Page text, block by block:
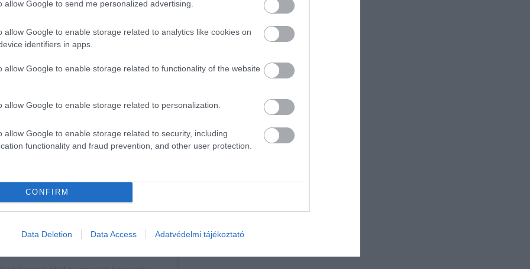
allow Google to send me personalized advertising.
allow Google to enable storage related to analytics like cookies on
identifiers in apps.
allow Google to enable storage related to functionality of the website
allow Google to enable storage related to personalization.
allow Google to enable storage related to security, including
functionality and fraud prevention, and other user protection.
CONFIRM
Data Deletion Data Access Adatvédelmi tájékoztató